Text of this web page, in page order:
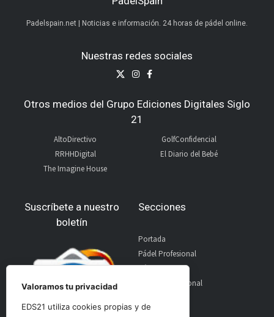
Padelspain.net | Noticias e información. 24 horas de pádel online.
Nuestras redes sociales
Otros medios del Grupo Ediciones Digitales Siglo
21
AltoDirectivo
RRHHDigital
The Imagine House
GolfConfidencial
El Diario del Bebé
Suscríbete a nuestro
boletín
Secciones
Portada
Pádel Profesional
Pádel Amateur
Pádel Internacional
Material
Valoramos tu privacidad
EDS21 utiliza cookies propias y de